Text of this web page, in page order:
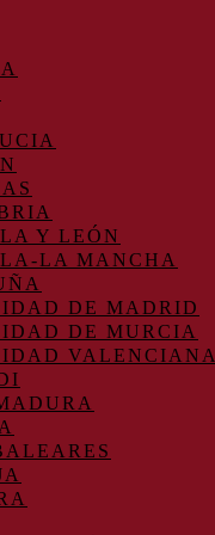
Y LEÓN
LA MANCHA
DE MADRID
DE MURCIA
VALENCIANA